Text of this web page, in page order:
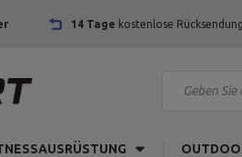
14 Tage kostenlose Rücksendung